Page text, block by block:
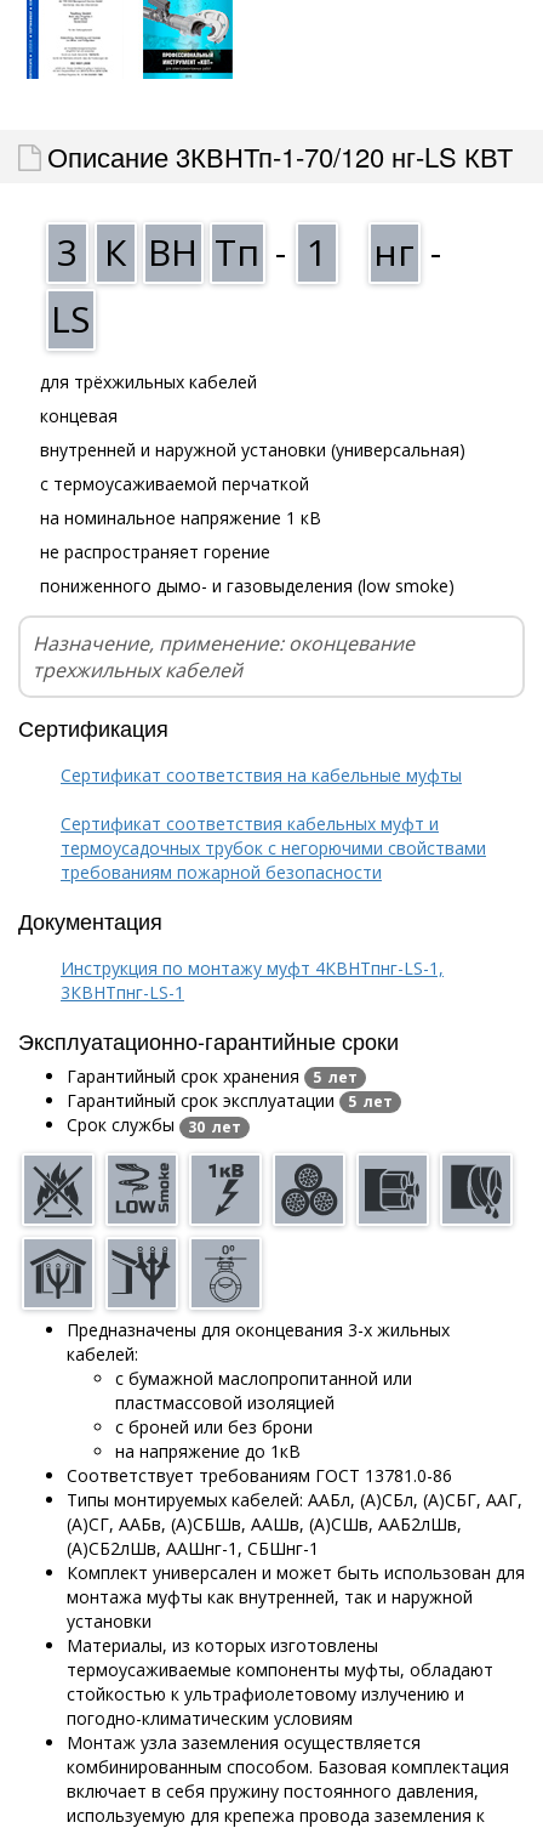
Описание 3КВНТп-1-70/120 нг-LS КВТ
3 К ВН Тп - 1 нг -
LS
для трёхжильных кабелей
концевая
внутренней и наружной установки (универсальная)
с термоусаживаемой перчаткой
на номинальное напряжение 1 кВ
не распространяет горение
пониженного дымо- и газовыделения (low smoke)
Назначение, применение: оконцевание
трехжильных кабелей
Сертификация
Сертификат соответствия на кабельные муфты
Сертификат соответствия кабельных муфт и
термоусадочных трубок с негорючими свойствами
требованиям пожарной безопасности
Документация
Инструкция по монтажу муфт 4КВНТпнг-LS-1,
3КВНТпнг-LS-1
Эксплуатационно-гарантийные сроки
Гарантийный срок хранения 5 лет
Гарантийный срок эксплуатации 5 лет
Срок службы 30 лет
Предназначены для оконцевания 3-х жильных
кабелей:
с бумажной маслопропитанной или
пластмассовой изоляцией
с броней или без брони
на напряжение до 1кВ
Соответствует требованиям ГОСТ 13781.0-86
Типы монтируемых кабелей: ААБл, (А)СБл, (А)СБГ, ААГ,
(А)СГ, ААБв, (А)СБШв, ААШв, (А)СШв, ААБ2лШв,
(А)СБ2лШв, ААШнг-1, СБШнг-1
Комплект универсален и может быть использован для
монтажа муфты как внутренней, так и наружной
установки
Материалы, из которых изготовлены
термоусаживаемые компоненты муфты, обладают
стойкостью к ультрафиолетовому излучению и
погодно-климатическим условиям
Монтаж узла заземления осуществляется
комбинированным способом. Базовая комплектация
включает в себя пружину постоянного давления,
используемую для крепежа провода заземления к